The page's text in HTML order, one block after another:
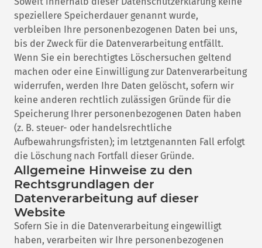
speziellere Speicherdauer genannt wurde,
verbleiben Ihre personenbezogenen Daten bei uns,
bis der Zweck für die Datenverarbeitung entfällt.
Wenn Sie ein berechtigtes Löschersuchen geltend
machen oder eine Einwilligung zur Datenverarbeitung
widerrufen, werden Ihre Daten gelöscht, sofern wir
keine anderen rechtlich zulässigen Gründe für die
Speicherung Ihrer personenbezogenen Daten haben
(z. B. steuer- oder handelsrechtliche
Aufbewahrungsfristen); im letztgenannten Fall erfolgt
die Löschung nach Fortfall dieser Gründe.
Allgemeine Hinweise zu den
Rechtsgrundlagen der
Datenverarbeitung auf dieser
Website
Sofern Sie in die Datenverarbeitung eingewilligt
haben, verarbeiten wir Ihre personenbezogenen